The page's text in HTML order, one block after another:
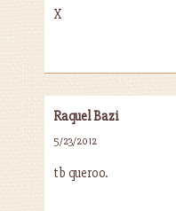
X
Raquel Bazi
5/23/2012
tb queroo.